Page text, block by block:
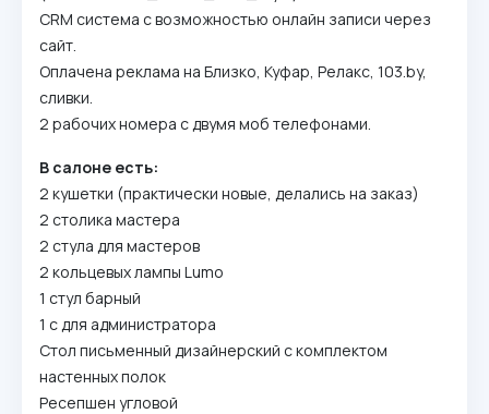
CRM система с возможностью онлайн записи через
сайт.
Оплачена реклама на Близко, Куфар, Релакс, 103.by,
сливки.
2 рабочих номера с двумя моб телефонами.
В салоне есть:
2 кушетки (практически новые, делались на заказ)
2 столика мастера
2 стула для мастеров
2 кольцевых лампы Lumo
1 стул барный
1 с для администратора
Стол письменный дизайнерский с комплектом
настенных полок
Ресепшен угловой